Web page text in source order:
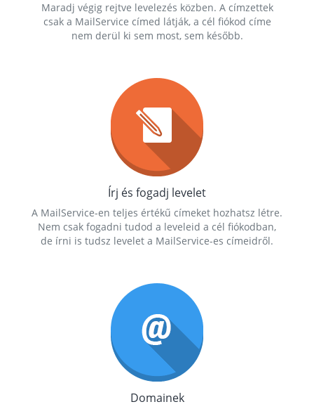
Maradj végig rejtve levelezés közben. A címzettek
csak a MailService címed látják, a cél fiókod címe
nem derül ki sem most, sem később.
Írj és fogadj levelet
A MailService-en teljes értékű címeket hozhatsz létre.
Nem csak fogadni tudod a leveleid a cél fiókodban,
de írni is tudsz levelet a MailService-es címeidről.
Domainek